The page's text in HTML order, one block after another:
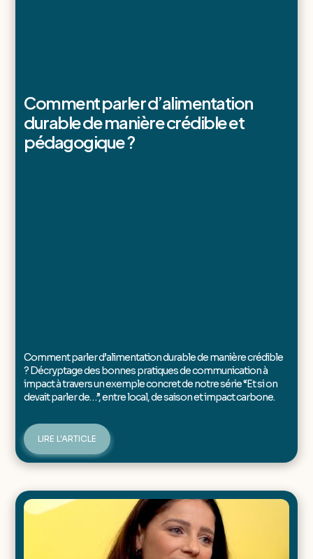
Comment parler d’alimentation
durable de manière crédible et
pédagogique ?
Comment parler d’alimentation durable de manière crédible
? Décryptage des bonnes pratiques de communication à
impact à travers un exemple concret de notre série “Et si on
devait parler de…”, entre local, de saison et impact carbone.
LIRE L'ARTICLE